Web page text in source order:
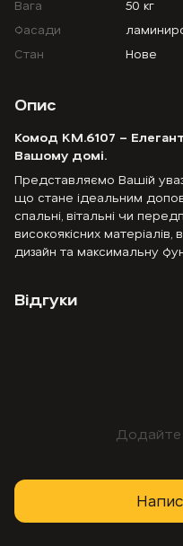
Вага
50 кг
Фасади
Стан
Нове
Опис
Комод KM.6107 –
Вашому домі.
Представляємо Вашій
що стане ідеальним
спальні, вітальні чи
високоякісних
дизайн та максимальну
Відгуки
Додайте